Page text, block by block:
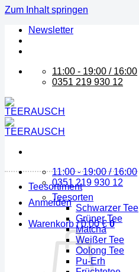
Zum Inhalt springen
Newsletter
11:00 - 19:00 / 16:00
0351 219 930 12
11:00 - 19:00 / 16:00
0351 219 930 12
Anmelden
Warenkorb /0,00€ 0
Teesortiment
Teesorten
Schwarzer Tee
Grüner Tee
Matcha
Weißer Tee
Oolong Tee
Pu-Erh